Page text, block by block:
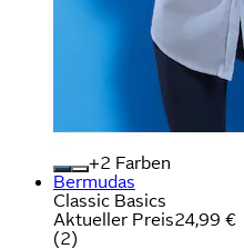
+
Farben
Bermudas
Classic Basics
Aktueller Preis24,99 €
(2)